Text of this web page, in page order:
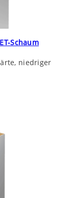
Schaum
niedriger